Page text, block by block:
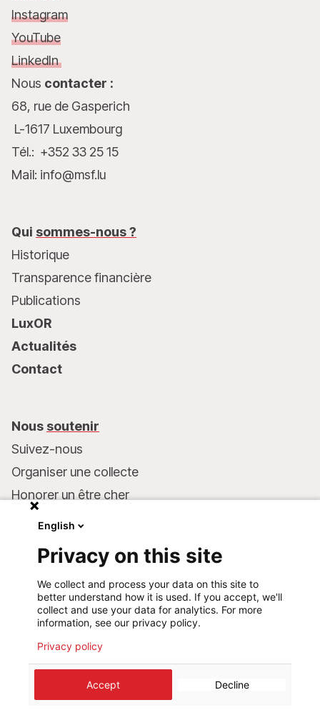
Instagram
YouTube
LinkedIn
Nous contacter :
68, rue de Gasperich
L-1617 Luxembourg
Tél.: +352 33 25 15
Mail: info@msf.lu
Qui sommes-nous ?
Historique
Transparence financière
Publications
LuxOR
Actualités
Contact
Nous soutenir
Suivez-nous
Organiser une collecte
Honorer un être cher
Faire un don
Coordonnées bancaires :
LU75 1111 0000 4848 0000
Comportement responsable
Médecins Sans Frontières Luxembourg
English
Privacy on this site
We collect and process your data on this site to
better understand how it is used. If you accept, we'll
collect and use your data for analytics. For more
information, see our privacy policy.
Privacy policy
Accept Decline